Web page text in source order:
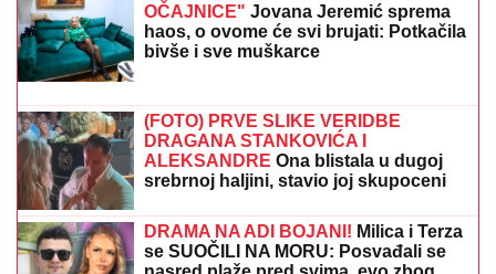
Pevačica (36) završila DOKTORSKE STUDIJE i
najobrazovanija je na estradi, a sad sa mužem i sinom
otišla na selo: Beru maline, pokazala kako uživaju